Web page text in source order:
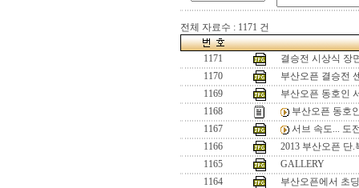
전체 자료수 : 1171 건
1171
결승전 시상식 장
1170
부산오픈 결승전
1169
부산오픈 동호인
1168
부산오픈 동호
1167
서브 속도... 도
1166
2013 부산오픈 단
1165
GALLERY
1164
부산오픈에서 초